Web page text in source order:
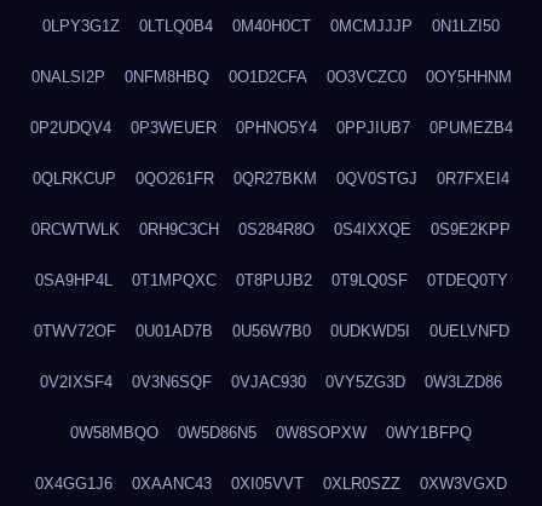
0LPY3G1Z 0LTLQ0B4 0M40H0CT 0MCMJJJP 0N1LZI50
0NALSI2P 0NFM8HBQ 0O1D2CFA 0O3VCZC0 0OY5HHNM
0P2UDQV4 0P3WEUER 0PHNO5Y4 0PPJIUB7 0PUMEZB4
0QLRKCUP 0QO261FR 0QR27BKM 0QV0STGJ 0R7FXEI4
0RCWTWLK 0RH9C3CH 0S284R8O 0S4IXXQE 0S9E2KPP
0SA9HP4L 0T1MPQXC 0T8PUJB2 0T9LQ0SF 0TDEQ0TY
0TWV72OF 0U01AD7B 0U56W7B0 0UDKWD5I 0UELVNFD
0V2IXSF4 0V3N6SQF 0VJAC930 0VY5ZG3D 0W3LZD86
0W58MBQO 0W5D86N5 0W8SOPXW 0WY1BFPQ
0X4GG1J6 0XAANC43 0XI05VVT 0XLR0SZZ 0XW3VGXD